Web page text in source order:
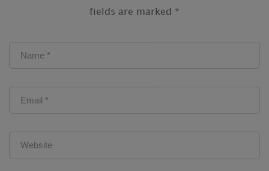
fields are marked *